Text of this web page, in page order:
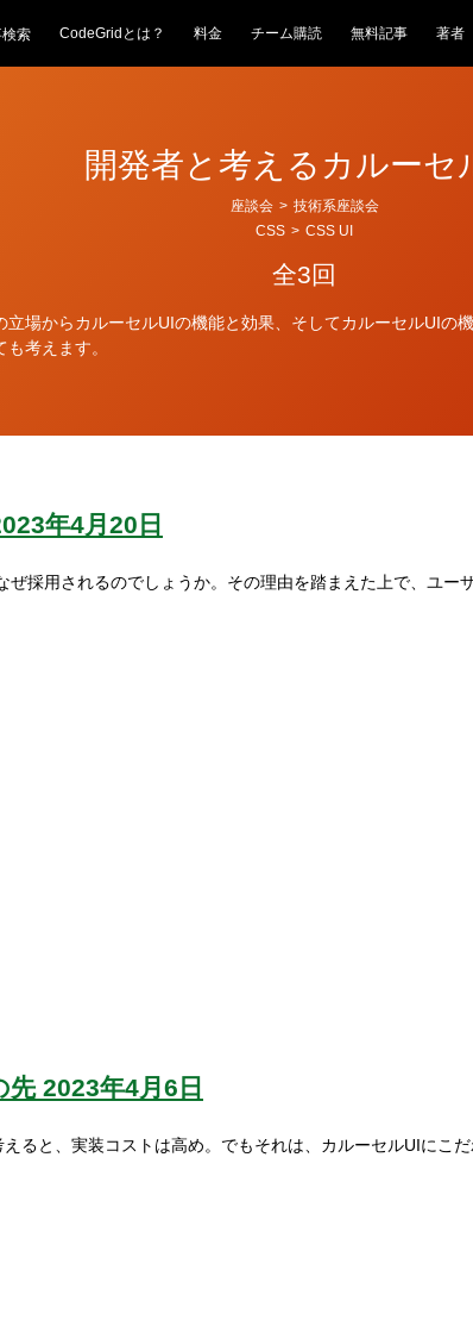
索 CodeGridとは？ 料金 チーム購読 無料記事 著者
開発者と考えるカルーセ
座談会 > 技術系座談会
CSS > CSS UI
全3回
立場からカルーセルUIの機能と効果、そしてカルーセルUIの
も考えます。
年4月20日
採用されるのでしょうか。その理由を踏まえた上で、ユー
先 2023年4月6日
ると、実装コストは高め。でもそれは、カルーセルUIにこ